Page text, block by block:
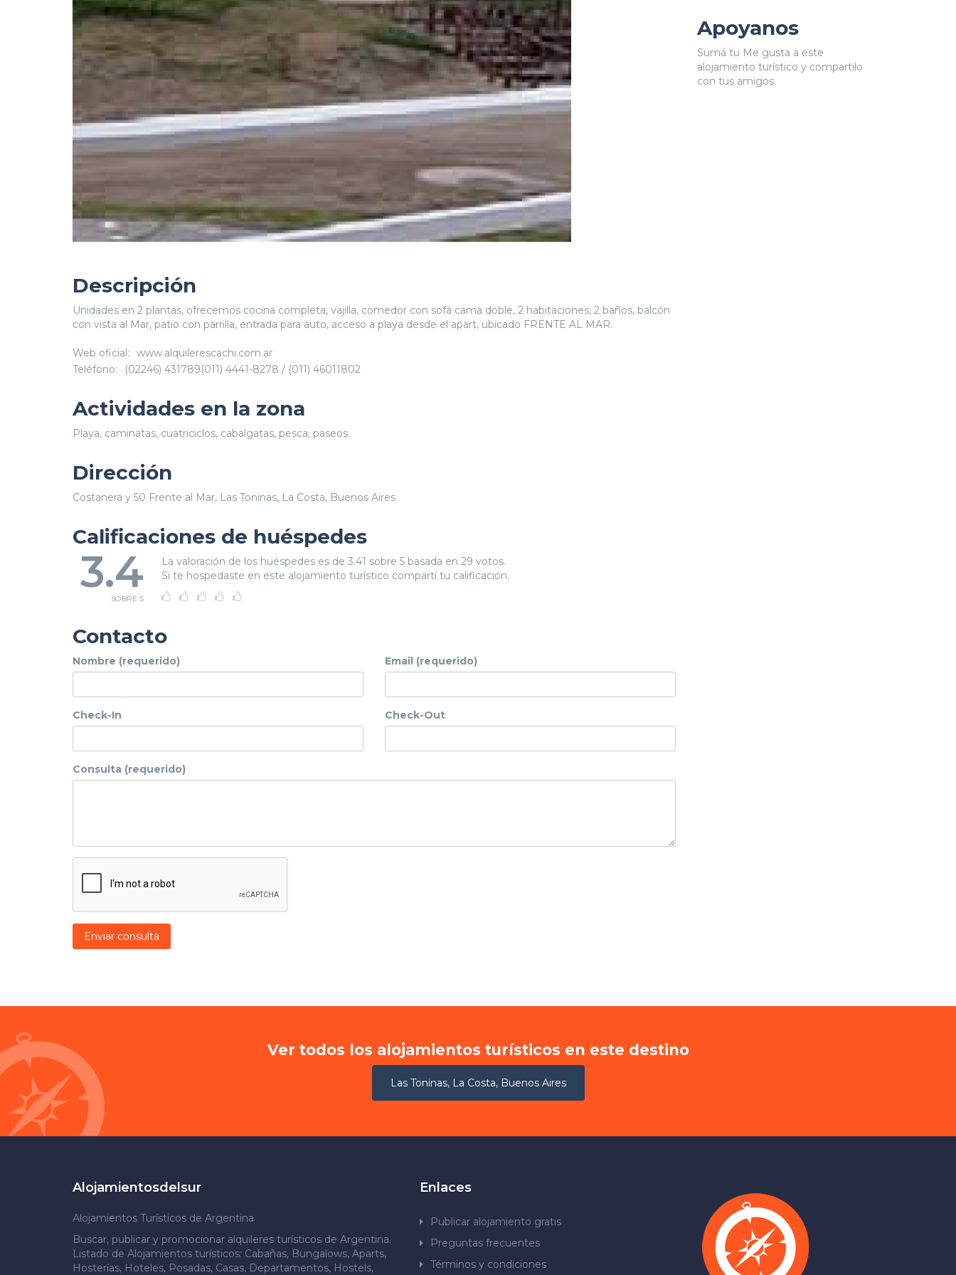
Descripción
Unidades en 2 plantas, ofrecemos cocina completa, vajilla, comedor con sofá cama doble, 2 habitaciones, 2 baños, balcón
con vista al Mar, patio con parrilla, entrada para auto, acceso a playa desde el apart, ubicado FRENTE AL MAR.
Web oficial:
www.alquilerescachi.com.ar
Teléfono:
(02246) 431789(011) 4441-8278 / (011) 46011802
Actividades en la zona
Playa, caminatas, cuatriciclos, cabalgatas, pesca, paseos.
Dirección
Costanera y 50 Frente al Mar, Las Toninas, La Costa, Buenos Aires
Calificaciones de huéspedes
3.4
SOBRE 5
La valoración de los huéspedes es de 3.41 sobre 5 basada en 29 votos.
Si te hospedaste en este alojamiento turístico compartí tu calificación.
Contacto
Nombre (requerido) Email (requerido)
Check-In Check-Out
Consulta (requerido)
Enviar consulta
Apoyanos
Sumá tu Me gusta a este
alojamiento turístico y compartilo
con tus amigos.
Ver todos los alojamientos turísticos en este destino
Las Toninas, La Costa, Buenos Aires
Alojamientosdelsur
Alojamientos Turísticos de Argentina
Buscar, publicar y promocionar alquileres turísticos de Argentina.
Listado de Alojamientos turísticos: Cabañas, Bungalows, Aparts,
Hosterías, Hoteles, Posadas, Casas, Departamentos, Hostels,
Enlaces
Publicar alojamiento gratis
Preguntas frecuentes
Términos y condiciones